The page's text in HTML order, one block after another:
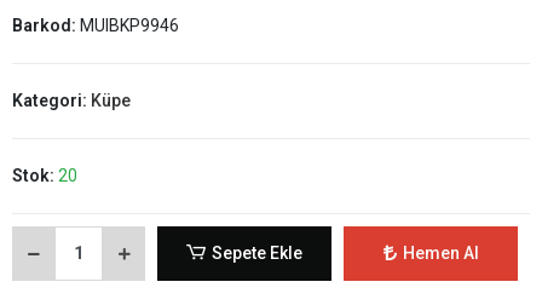
Barkod: MUIBKP9946
Kategori: Küpe
Stok: 20
Sepete Ekle Hemen Al